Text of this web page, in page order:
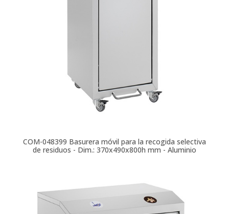
COM-048399 Basurera móvil para la recogida selectiva
de residuos - Dim.: 370x490x800h mm - Aluminio